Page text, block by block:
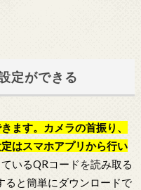
定ができる
ます。カメラの首振り、
はスマホアプリから行い
いるQRコードを読み取る
と簡単にダウンロードで